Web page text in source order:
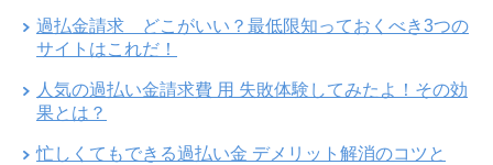
過払金請求 どこがいい？最低限知っておくべき3つの
サイトはこれだ！
人気の過払い金請求費 用 失敗体験してみたよ！その効
果とは？
忙しくてもできる過払い金 デメリット解消のコツと